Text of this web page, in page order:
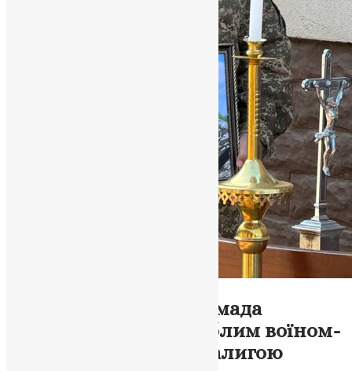
Підгороднянська громада
попрощалася із загиблим воїном-
земляком Андрієм Палигою